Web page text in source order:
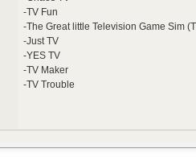
-TV Fun
-The Great little Television Game Sim
-Just TV
-YES TV
-TV Maker
-TV Trouble